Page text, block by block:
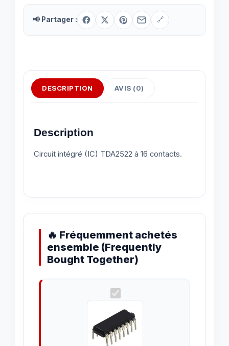
📢 Partager : 🔗
DESCRIPTION AVIS (0)
Description
Circuit intégré (IC) TDA2522 à 16 contacts.
🔥 Fréquemment achetés
ensemble (Frequently
Bought Together)